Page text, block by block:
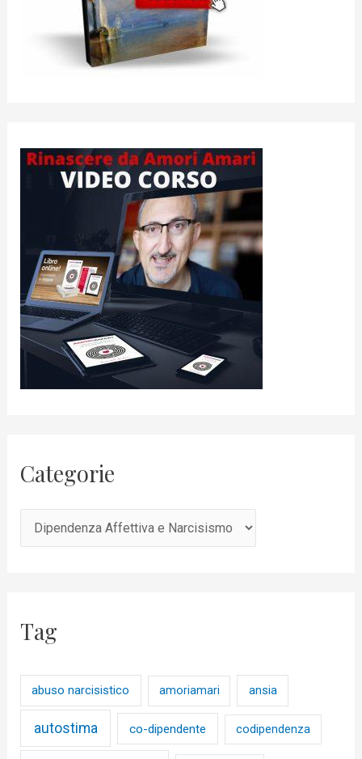
Categorie
Tag
abuso narcisistico amoriamari ansia
autostima co-dipendente codipendenza